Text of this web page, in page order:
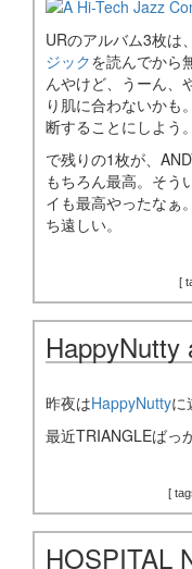
URのアルバム3枚は
ジックを読んでから
んやけど、うーん、
り肌に合わないかも
断することにしよう。
で残りの1枚が、
もちろん最高。そう
イも最高やったなぁ
ち遠しい。
[
HappyNutty
昨夜はHappyNuttyに
最近TRIANGLEばっ
[
HOSPITAL